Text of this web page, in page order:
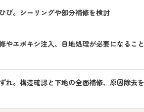
び。シーリングや部分補修を検討
やエポキシ注入、目地処理が必要になること
れ。構造確認と下地の全面補修、原因除去を